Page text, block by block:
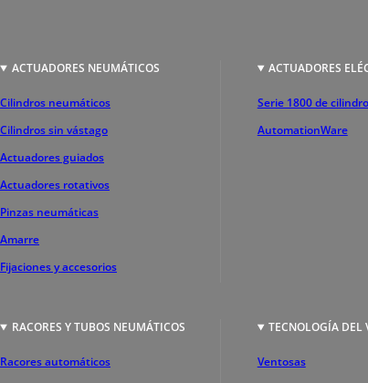
ACTUADORES NEUMÁTICOS
Cilindros neumáticos
Cilindros sin vástago
Actuadores guiados
Actuadores rotativos
Pinzas neumáticas
Amarre
Fijaciones y accesorios
ACTUADORES
Serie 1800 de
AutomationWare
RACORES Y TUBOS NEUMÁTICOS
Racores automáticos
TECNOLOGÍA DEL
Ventosas